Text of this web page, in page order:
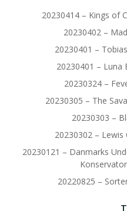
20230414 – Kings of
20230402 –
20230401 –
20230401 – Luna
20230324 –
20230305 – The
20230303 –
20230302 – Lewis
20230121 – Danmarks
20220825 –